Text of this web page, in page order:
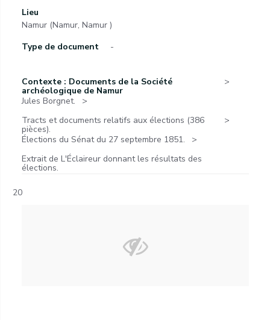
Lieu
Namur (Namur, Namur )
Type de document
-
Contexte : Documents de la Société
archéologique de Namur
Jules Borgnet.
Tracts et documents relatifs aux élections (386
pièces).
Élections du Sénat du 27 septembre 1851.
Extrait de L'Éclaireur donnant les résultats des
élections.
20